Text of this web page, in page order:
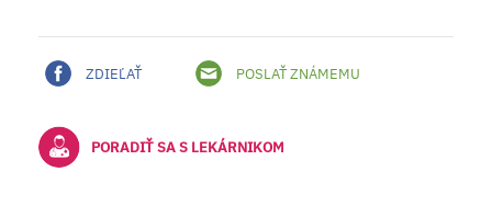
ZDIEĽAŤ POSLAŤ ZNÁMEMU
PORADIŤ SA S LEKÁRNIKOM